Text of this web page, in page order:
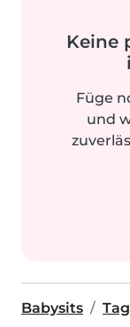
Keine
Füge
und
Babysits